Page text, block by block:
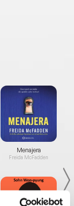
Menajera
Freida McFadden